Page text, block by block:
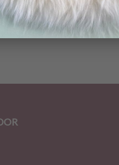
virkade Rundlar set Pumpa